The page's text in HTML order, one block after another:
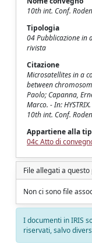
10th int. Conf.
Tipologia
04 Pubblicazione in
rivista
Citazione
Microsatellites in a
between
Paolo; Capanna,
Marco. - In:
10th int. Conf.
Appartiene alla
04c Atto di
File allegati a
Non ci sono file
I documenti in IRIS
riservati, salvo